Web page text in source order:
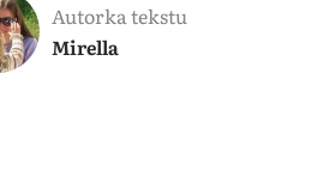
Autorka tekstu
Mirella